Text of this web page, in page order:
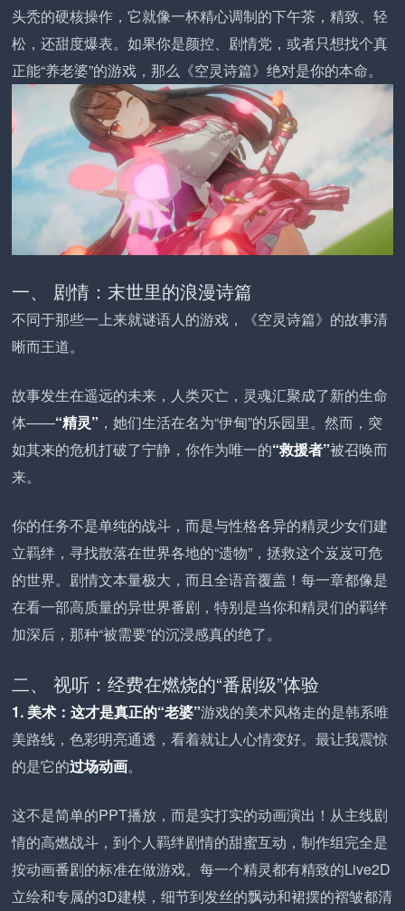
头秃的硬核操作，它就像一杯精心调制的下午茶，精致、轻
松，还甜度爆表。如果你是颜控、剧情党，或者只想找个真
正能“养老婆”的游戏，那么《空灵诗篇》绝对是你的本命。
一、 剧情：末世里的浪漫诗篇
不同于那些一上来就谜语人的游戏，《空灵诗篇》的故事清
晰而王道。
故事发生在遥远的未来，人类灭亡，灵魂汇聚成了新的生命
体——“精灵” ，她们生活在名为“伊甸”的乐园里。然而，突
如其来的危机打破了宁静，你作为唯一的“救援者”被召唤而
来。
你的任务不是单纯的战斗，而是与性格各异的精灵少女们建
立羁绊，寻找散落在世界各地的“遗物”，拯救这个岌岌可危
的世界。剧情文本量极大，而且全语音覆盖！每一章都像是
在看一部高质量的异世界番剧，特别是当你和精灵们的羁绊
加深后，那种“被需要”的沉浸感真的绝了。
二、 视听：经费在燃烧的“番剧级”体验
1. 美术：这才是真正的“老婆”游戏的美术风格走的是韩系唯
美路线，色彩明亮通透，看着就让人心情变好。最让我震惊
的是它的过场动画。
这不是简单的PPT播放，而是实打实的动画演出！从主线剧
情的高燃战斗，到个人羁绊剧情的甜蜜互动，制作组完全是
按动画番剧的标准在做游戏。每一个精灵都有精致的Live2D
立绘和专属的3D建模，细节到发丝的飘动和裙摆的褶皱都清